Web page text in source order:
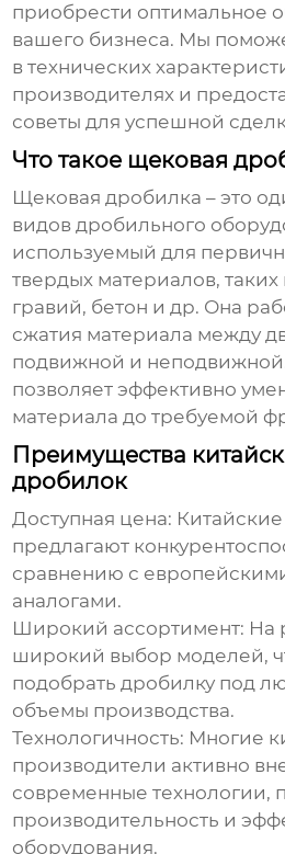
приобрести оптимальное
вашего бизнеса. Мы
в технических
производителях и
советы для успешной
Что такое щековая
Щековая дробилка – это
видов дробильного
используемый для
твердых материалов, таких
гравий, бетон и др. Она
сжатия материала между
подвижной и
позволяет эффективно
материала до требуемой
Преимущества
дробилок
Доступная цена:
предлагают
сравнению с
аналогами.
Широкий ассортимент: На
широкий выбор моделей,
подобрать дробилку под
объемы производства.
Технологичность: Многие
производители активно
современные технологии,
производительность и
оборудования.